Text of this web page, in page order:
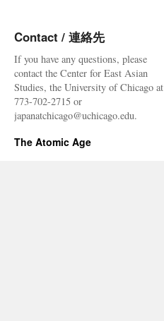
Contact / 連絡先
If you have any questions, please
contact the Center for East Asian
Studies, the University of Chicago at
773-702-2715 or
japanatchicago@uchicago.edu.
The Atomic Age